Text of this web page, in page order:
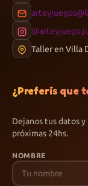
Taller en Villa
¿Preferís que
Dejanos tus datos
próximas 24hs.
NOMBRE